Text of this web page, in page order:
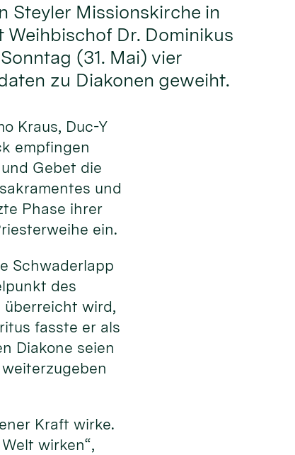
Steyler Missionskirche in
Dr. Dominikus
(31. Mai) vier
zu Diakonen geweiht.
Kraus, Duc-Y
empfingen
Gebet die
und
Phase ihrer
ein.
Schwaderlapp
des
überreicht wird,
fasste er als
Diakone seien
Kraft wirke.
wirken“,